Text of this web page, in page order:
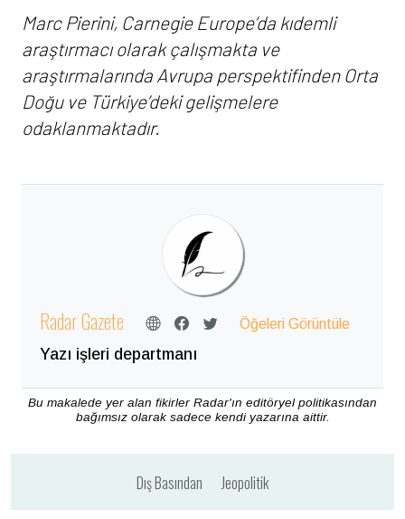
Marc Pierini, Carnegie Europe’da kıdemli
araştırmacı olarak çalışmakta ve
araştırmalarında Avrupa perspektifinden Orta
Doğu ve Türkiye’deki gelişmelere
odaklanmaktadır.
Radar Gazete Öğeleri Görüntüle
Yazı işleri departmanı
Bu makalede yer alan fikirler Radar'ın editöryel politikasından
bağımsız olarak sadece kendi yazarına aittir.
Dış Basından Jeopolitik